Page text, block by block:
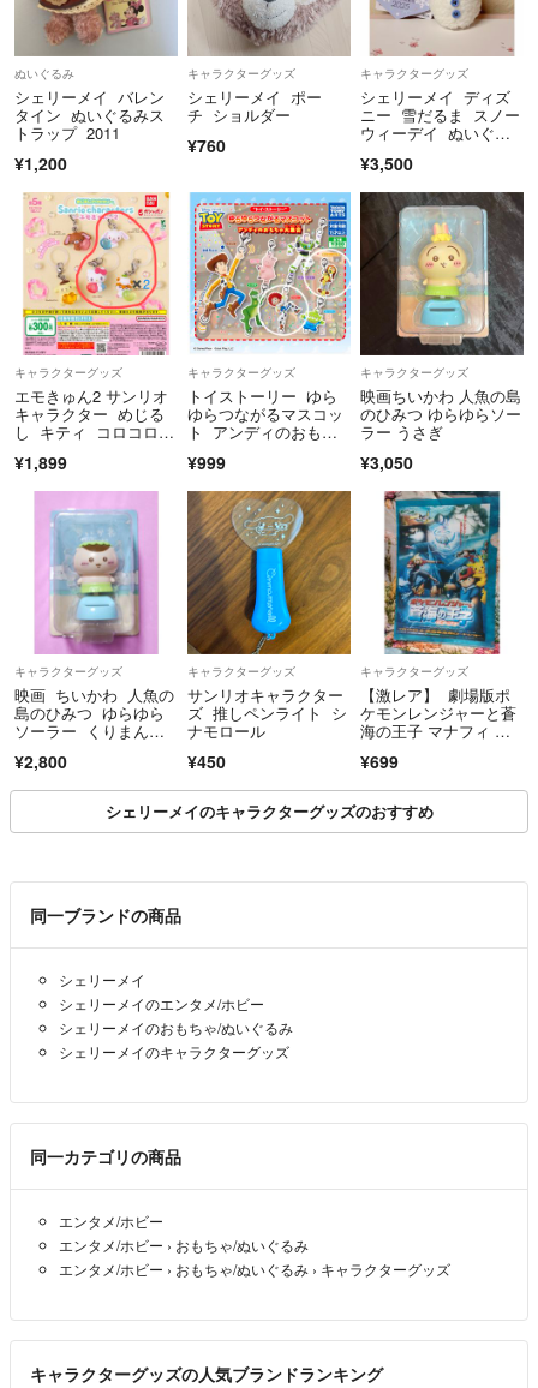
ぬいぐるみ
シェリーメイ バレン
タイン ぬいぐるみス
トラップ 2011
¥1,200
キャラクターグッズ
シェリーメイ ポー
チ ショルダー
¥760
キャラクターグッズ
シェリーメイ ディズ
ニー 雪だるま スノー
ウィーデイ ぬいぐる
¥3,500
キャラクターグッズ
エモきゅん2 サンリオ
キャラクター めじる
し キティ コロコロク
ろうさ
¥1,899
キャラクターグッズ
トイストーリー ゆら
ゆらつながるマスコッ
ト アンディのおもち
ャ ジェシー スリンキ
ードッグ
¥999
キャラクターグッズ
映画ちいかわ 人魚の島
のひみつ ゆらゆらソー
ラー うさぎ
¥3,050
キャラクターグッズ
映画 ちいかわ 人魚の
島のひみつ ゆらゆら
ソーラー くりまんじ
¥2,800
キャラクターグッズ
サンリオキャラクター
ズ 推しペンライト シ
ナモロール
¥450
キャラクターグッズ
【激レア】 劇場版ポ
ケモンレンジャーと蒼
海の王子 マナフィ ク
¥699
シェリーメイのキャラクターグッズのおすすめ
同一ブランドの商品
シェリーメイ
シェリーメイのエンタメ/ホビー
シェリーメイのおもちゃ/ぬいぐるみ
シェリーメイのキャラクターグッズ
同一カテゴリの商品
エンタメ/ホビー
エンタメ/ホビー › おもちゃ/ぬいぐるみ
エンタメ/ホビー › おもちゃ/ぬいぐるみ › キャラクターグッズ
キャラクターグッズの人気ブランドランキング